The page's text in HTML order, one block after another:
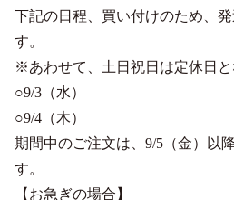
下記の日程、買い付けのため、
す。
※あわせて、土日祝日は定休日と
○9/3（水）
○9/4（木）
期間中のご注文は、9/5（金）以
す。
【お急ぎの場合】